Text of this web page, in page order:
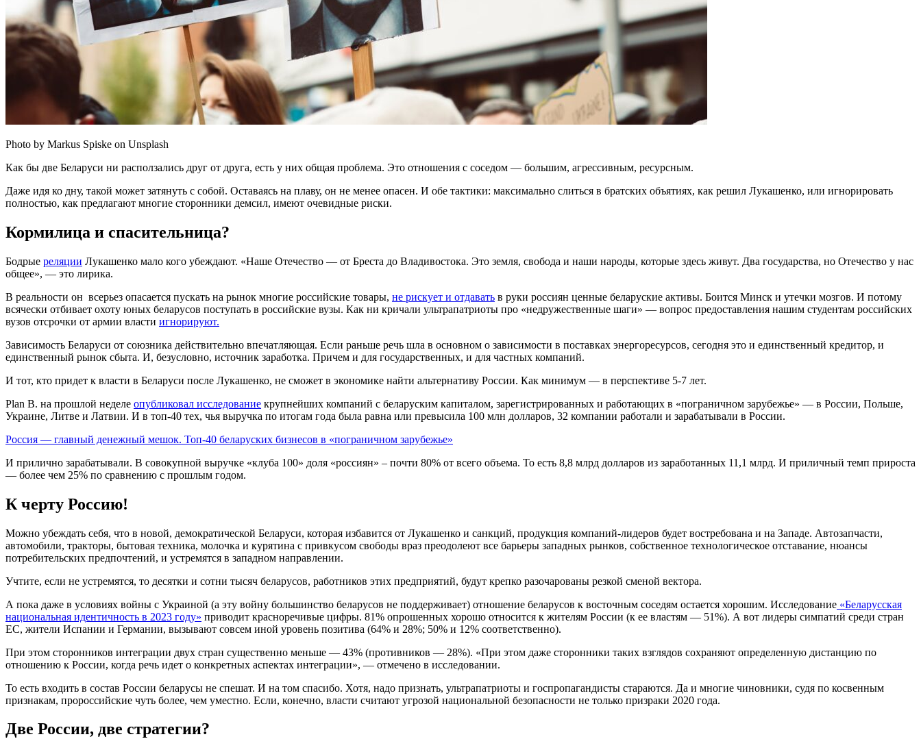
Photo by Markus Spiske on Unsplash
Как бы две Беларуси ни расползались друг от друга, есть у них общая проблема. Это отношения с соседом — большим, агрессивным, ресурсным.
Даже идя ко дну, такой может затянуть с собой. Оставаясь на плаву, он не менее опасен. И обе тактики: максимально слиться в братских объятиях, как решил Лукашенко, или игнорировать
полностью, как предлагают многие сторонники демсил, имеют очевидные риски.
Кормилица и спасительница?
Бодрые реляции Лукашенко мало кого убеждают. «Наше Отечество — от Бреста до Владивостока. Это земля, свобода и наши народы, которые здесь живут. Два государства, но Отечество у нас
общее», — это лирика.
В реальности он всерьез опасается пускать на рынок многие российские товары, не рискует и отдавать в руки россиян ценные беларуские активы. Боится Минск и утечки мозгов. И потому
всячески отбивает охоту юных беларусов поступать в российские вузы. Как ни кричали ультрапатриоты про «недружественные шаги» — вопрос предоставления нашим студентам российских
вузов отсрочки от армии власти игнорируют.
Зависимость Беларуси от союзника действительно впечатляющая. Если раньше речь шла в основном о зависимости в поставках энергоресурсов, сегодня это и единственный кредитор, и
единственный рынок сбыта. И, безусловно, источник заработка. Причем и для государственных, и для частных компаний.
И тот, кто придет к власти в Беларуси после Лукашенко, не сможет в экономике найти альтернативу России. Как минимум — в перспективе 5-7 лет.
Plan B. на прошлой неделе опубликовал исследование крупнейших компаний с беларуским капиталом, зарегистрированных и работающих в «пограничном зарубежье» — в России, Польше,
Украине, Литве и Латвии. И в топ-40 тех, чья выручка по итогам года была равна или превысила 100 млн долларов, 32 компании работали и зарабатывали в России.
Россия — главный денежный мешок. Топ-40 беларуских бизнесов в «пограничном зарубежье»
И прилично зарабатывали. В совокупной выручке «клуба 100» доля «россиян» – почти 80% от всего объема. То есть 8,8 млрд долларов из заработанных 11,1 млрд. И приличный темп прироста
— более чем 25% по сравнению с прошлым годом.
К черту Россию!
Можно убеждать себя, что в новой, демократической Беларуси, которая избавится от Лукашенко и санкций, продукция компаний-лидеров будет востребована и на Западе. Автозапчасти,
автомобили, тракторы, бытовая техника, молочка и курятина с привкусом свободы враз преодолеют все барьеры западных рынков, собственное технологическое отставание, нюансы
потребительских предпочтений, и устремятся в западном направлении.
Учтите, если не устремятся, то десятки и сотни тысяч беларусов, работников этих предприятий, будут крепко разочарованы резкой сменой вектора.
А пока даже в условиях войны с Украиной (а эту войну большинство беларусов не поддерживает) отношение беларусов к восточным соседям остается хорошим. Исследование «Беларусская
национальная идентичность в 2023 году» приводит красноречивые цифры. 81% опрошенных хорошо относится к жителям России (к ее властям — 51%). А вот лидеры симпатий среди стран
ЕС, жители Испании и Германии, вызывают совсем иной уровень позитива (64% и 28%; 50% и 12% соответственно).
При этом сторонников интеграции двух стран существенно меньше — 43% (противников — 28%). «При этом даже сторонники таких взглядов сохраняют определенную дистанцию по
отношению к России, когда речь идет о конкретных аспектах интеграции», — отмечено в исследовании.
То есть входить в состав России беларусы не спешат. И на том спасибо. Хотя, надо признать, ультрапатриоты и госпропагандисты стараются. Да и многие чиновники, судя по косвенным
признакам, пророссийские чуть более, чем уместно. Если, конечно, власти считают угрозой национальной безопасности не только призраки 2020 года.
Две России, две стратегии?